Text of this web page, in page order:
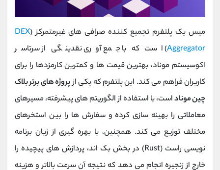
میس یک پلتفرم تجمیع ‌کننده صرافی ‌های غیرمتمرکز (DEX
Aggregator) است که با جمع ‌آوری نقدینگی از سرتاسر
اکوسیستم موناد، بهترین قیمت ‌ها و کمترین کارمزدها را برای
کاربران فراهم می‌ کند. این پلتفرم که یکی ازپروژه های برتر بلاک
چین موناداست، با استفاده از الگوریتم‌ های پیشرفته، مسیرهای
معاملاتی را بهینه ‌سازی کرده و سفارش ‌ها را بین استخرهای
مختلف توزیع می کند. همچنین، با بهره‌ گیری از زبان برنامه‌
نویسی راست (Rust) در بخش بک ‌اند، پردازش ‌های پیچیده را
خارج از زنجیره انجام می ‌دهد که نتیجه آن سرعت بالاتر و هزینه